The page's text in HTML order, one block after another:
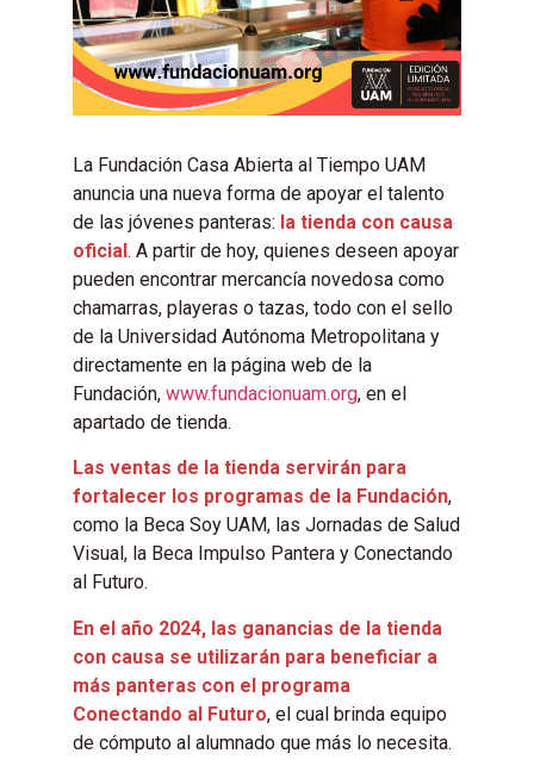
La Fundación Casa Abierta al Tiempo UAM
anuncia una nueva forma de apoyar el talento
de las jóvenes panteras: la tienda con causa
oficial. A partir de hoy, quienes deseen apoyar
pueden encontrar mercancía novedosa como
chamarras, playeras o tazas, todo con el sello
de la Universidad Autónoma Metropolitana y
directamente en la página web de la
Fundación, www.fundacionuam.org, en el
apartado de tienda.
Las ventas de la tienda servirán para
fortalecer los programas de la Fundación,
como la Beca Soy UAM, las Jornadas de Salud
Visual, la Beca Impulso Pantera y Conectando
al Futuro.
En el año 2024, las ganancias de la tienda
con causa se utilizarán para beneficiar a
más panteras con el programa
Conectando al Futuro, el cual brinda equipo
de cómputo al alumnado que más lo necesita.